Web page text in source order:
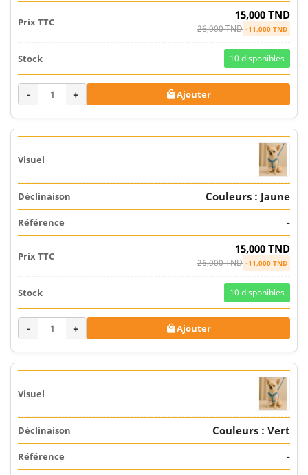
15,000 TND
26,000 TND -11,000 TND
10 disponibles
- + Ajouter
Couleurs : Jaune
-
15,000 TND
26,000 TND -11,000 TND
10 disponibles
- + Ajouter
Couleurs : Vert
-